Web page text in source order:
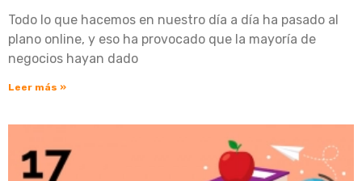
Todo lo que hacemos en nuestro día a día ha pasado al
plano online, y eso ha provocado que la mayoría de
negocios hayan dado
Leer más »